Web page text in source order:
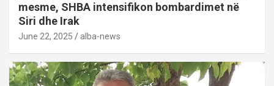
mesme, SHBA intensifikon bombardimet në
Siri dhe Irak
June 22, 2025 alba-news